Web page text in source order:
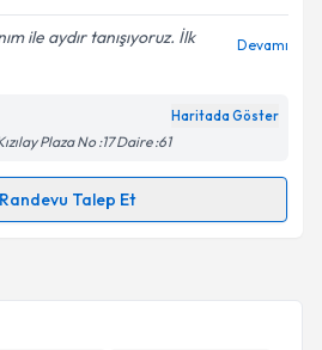
işlenmesine ilişkin
Aydınlatma
ve kişisel verilerimin belirtilen
kabul ediyorum.
ile aydır tanışıyoruz. İlk
Devamı
Haritada Göster
Plaza No :17 Daire :61
Randevu Talep Et
Talebi
e-posta ile bilgilendireceğiz.